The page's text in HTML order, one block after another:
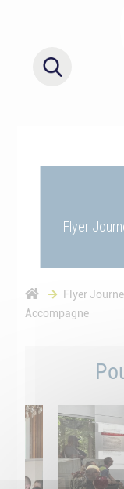
Flyer
Flyer
Accompagne